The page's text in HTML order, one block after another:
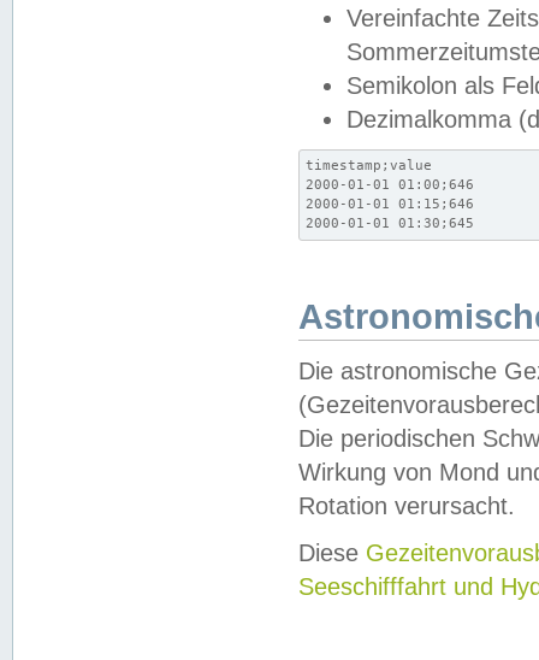
Vereinfachte
Semikolon als
Dezimalkomma
timestamp;value
2000-01-01 01:00;646
2000-01-01 01:15;646
2000-01-01 01:30;645
Die astronomische
Die periodischen
Wirkung von Mond
Rotation verursacht.
Diese
Seeschifffahrt und